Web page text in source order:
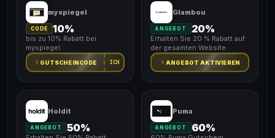
myspiegel
CODE 10%
bis zu 10% Rabatt bei
myspiegel
GUTSCHEINCODE ICH
Glambou
ANGEBOT 20%
Erhalten Sie 20 % Rabatt auf
der gesamten Website.
ANGEBOT AKTIVIEREN
Holdit
ANGEBOT 50%
Puma
ANGEBOT 60%